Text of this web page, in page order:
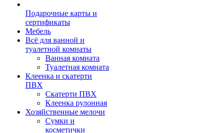
Подарочные карты и
сертификаты
Мебель
Всё для ванной и
туалетной комнаты
Ванная комната
Туалетная комната
Клеенка и скатерти
ПВХ
Скатерти ПВХ
Клеенка рулонная
Хозяйственные мелочи
Сумки и
косметички